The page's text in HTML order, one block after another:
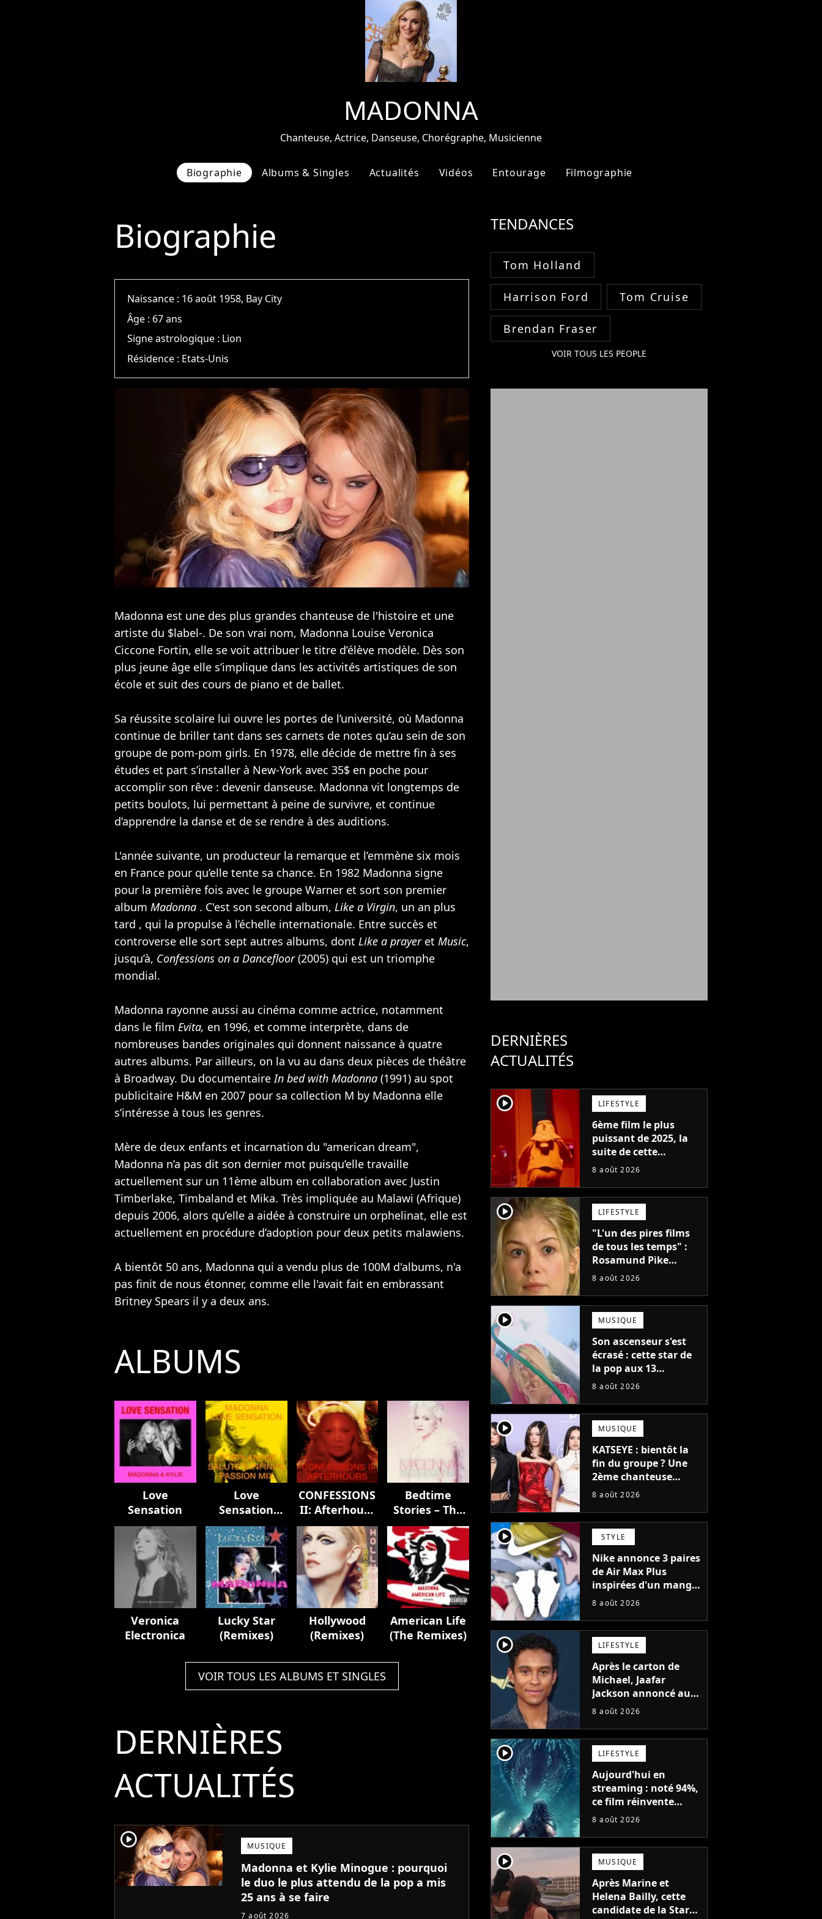
MADONNA
Chanteuse, Actrice, Danseuse, Chorégraphe, Musicienne
Biographie Albums & Singles Actualités Vidéos Entourage Filmographie
Biographie
Naissance : 16 août 1958, Bay City
Âge : 67 ans
Signe astrologique : Lion
Résidence : Etats-Unis
Madonna est une des plus grandes chanteuse de l'histoire et une
artiste du $label-. De son vrai nom, Madonna Louise Veronica
Ciccone Fortin, elle se voit attribuer le titre d’élève modèle. Dès son
plus jeune âge elle s’implique dans les activités artistiques de son
école et suit des cours de piano et de ballet.
Sa réussite scolaire lui ouvre les portes de l’université, où Madonna
continue de briller tant dans ses carnets de notes qu’au sein de son
groupe de pom-pom girls. En 1978, elle décide de mettre fin à ses
études et part s’installer à New-York avec 35$ en poche pour
accomplir son rêve : devenir danseuse. Madonna vit longtemps de
petits boulots, lui permettant à peine de survivre, et continue
d’apprendre la danse et de se rendre à des auditions.
L'année suivante, un producteur la remarque et l’emmène six mois
en France pour qu’elle tente sa chance. En 1982 Madonna signe
pour la première fois avec le groupe Warner et sort son premier
album Madonna . C'est son second album, Like a Virgin, un an plus
tard , qui la propulse à l’échelle internationale. Entre succès et
controverse elle sort sept autres albums, dont Like a prayer et Music,
jusqu’à, Confessions on a Dancefloor(2005) qui est un triomphe
mondial.
Madonna rayonne aussi au cinéma comme actrice, notamment
dans le film Evita, en 1996, et comme interprète, dans de
nombreuses bandes originales qui donnent naissance à quatre
autres albums. Par ailleurs, on la vu au dans deux pièces de théâtre
à Broadway. Du documentaireIn bed with Madonna (1991) au spot
publicitaire H&M en 2007 pour sa collection M by Madonna elle
s’intéresse à tous les genres.
Mère de deux enfants et incarnation du "american dream",
Madonna n’a pas dit son dernier mot puisqu’elle travaille
actuellement sur un 11ème album en collaboration avec Justin
Timberlake, Timbaland et Mika. Très impliquée au Malawi (Afrique)
depuis 2006, alors qu’elle a aidée à construire un orphelinat, elle est
actuellement en procédure d’adoption pour deux petits malawiens.
A bientôt 50 ans, Madonna qui a vendu plus de 100M d'albums, n'a
pas finit de nous étonner, comme elle l'avait fait en embrassant
Britney Spears il y a deux ans.
ALBUMS
Love
Sensation
Love
Sensation
Remixes
CONFESSIONS
II: Afterhours
Edition
Bedtime
Stories – The
Untold
Chapter
Veronica
Electronica
Lucky Star
(Remixes)
Hollywood
(Remixes)
American Life
(The Remixes)
VOIR TOUS LES ALBUMS ET SINGLES
DERNIÈRES
ACTUALITÉS
player2 MUSIQUE
Madonna et Kylie Minogue : pourquoi
le duo le plus attendu de la pop a mis
25 ans à se faire
7 août 2026
TENDANCES
Tom Holland
Harrison Ford Tom Cruise
Brendan Fraser
VOIR TOUS LES PEOPLE
DERNIÈRES
ACTUALITÉS
player2 LIFESTYLE
6ème film le plus
puissant de 2025, la
suite de cette
franchise culte est
réalisateur claque la
porte pour "différends
créatifs"
8 août 2026
player2 LIFESTYLE
"L'un des pires films
de tous les temps" :
Rosamund Pike
pensait que ce film
fiction avec Dwayne
Johnson mettrait fin à
sa carrière
8 août 2026
player2 MUSIQUE
Son ascenseur s'est
écrasé : cette star de
la pop aux 13
milliards d'écoutes a
pensais ne plus
jamais chanter"
8 août 2026
player2 MUSIQUE
KATSEYE : bientôt la
fin du groupe ? Une
2ème chanteuse
s'éloigne en 6 mois,
décision n’a pas été
facile"
8 août 2026
player2 STYLE
Nike annonce 3 paires
de Air Max Plus
inspirées d'un manga
culte de 1190
tomes
8 août 2026
player2 LIFESTYLE
Après le carton de
Michael, Jaafar
Jackson annoncé au
casting d'un film
Smith
8 août 2026
player2 LIFESTYLE
Aujourd'hui en
streaming : noté 94%,
ce film réinvente
complètement cette
fiction vieille de 40
ans
8 août 2026
player2 MUSIQUE
Après Marine et
Helena Bailly, cette
candidate de la Star